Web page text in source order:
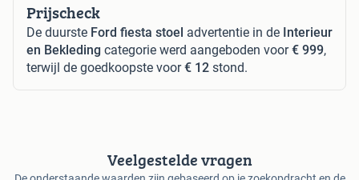
Prijscheck
De duurste Ford fiesta stoel advertentie in de Interieur
en Bekleding categorie werd aangeboden voor€ 999,
terwijl de goedkoopste voor€ 12 stond.
Veelgestelde vragen